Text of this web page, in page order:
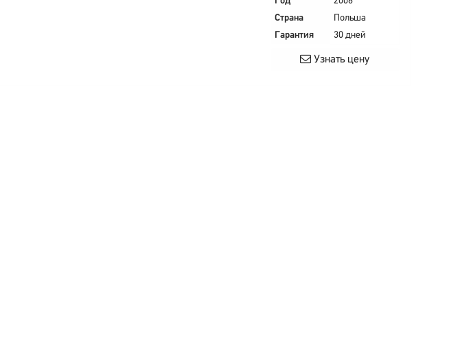
Страна
Польша
Гарантия
30 дней
Узнать цену